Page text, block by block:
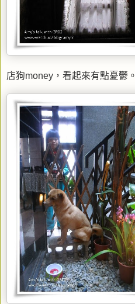
店狗money，看起來有點憂鬱。